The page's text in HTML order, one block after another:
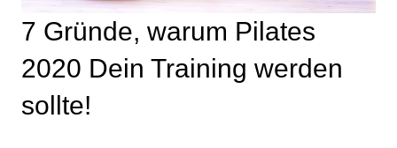
7 Gründe, warum Pilates
2020 Dein Training werden
sollte!